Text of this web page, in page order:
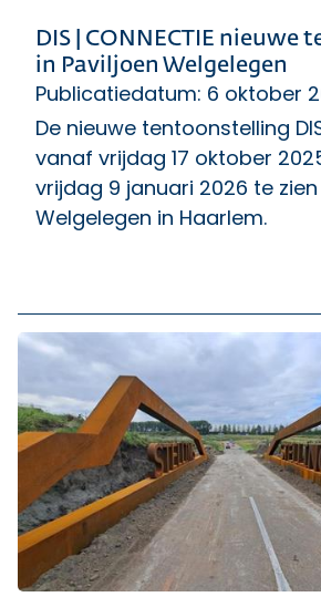
DIS | CONNECTIE
in Paviljoen Welgelegen
Publicatiedatum: 6 oktober
De nieuwe tentoonstelling
vanaf vrijdag 17 oktober
vrijdag 9 januari 2026 te zien
Welgelegen in Haarlem.